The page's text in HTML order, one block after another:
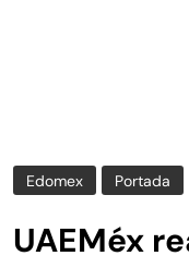
Edomex Portada
UAEMéx